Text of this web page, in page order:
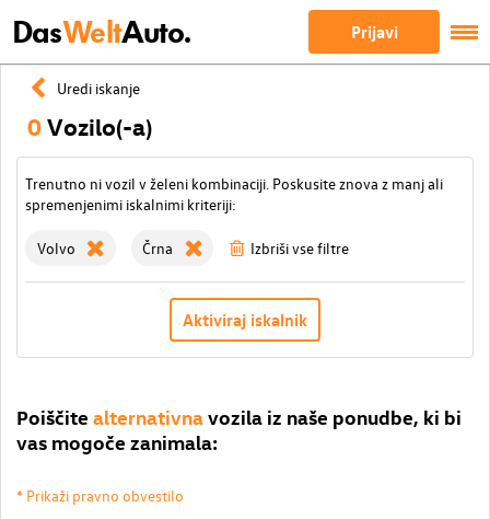
DasWeltAuto. Prijavi
Uredi iskanje
0Vozilo(-a)
Trenutno ni vozil v želeni kombinaciji. Poskusite znova z manj ali
spremenjenimi iskalnimi kriteriji:
Volvo Črna Izbriši vse filtre
Aktiviraj iskalnik
Poiščite alternativnavozila iz naše ponudbe, ki bi
vas mogoče zanimala:
* Prikaži pravno obvestilo